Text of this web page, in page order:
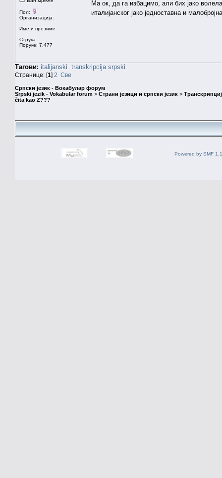
Пол:
Организација:
Име и презиме:
Струка:
Поруке: 7.477
Ма ок, да га избацимо, али бих јако
италијанског јако једноставна и
Тагови: italijanski transkripcija srpski
Странице: [1] 2 Све
Српски језик - Вокабулар форум
Srpski jezik - Vokabular forum > Страни језици и српски језик >
čita kao Z???
Powered by SMF